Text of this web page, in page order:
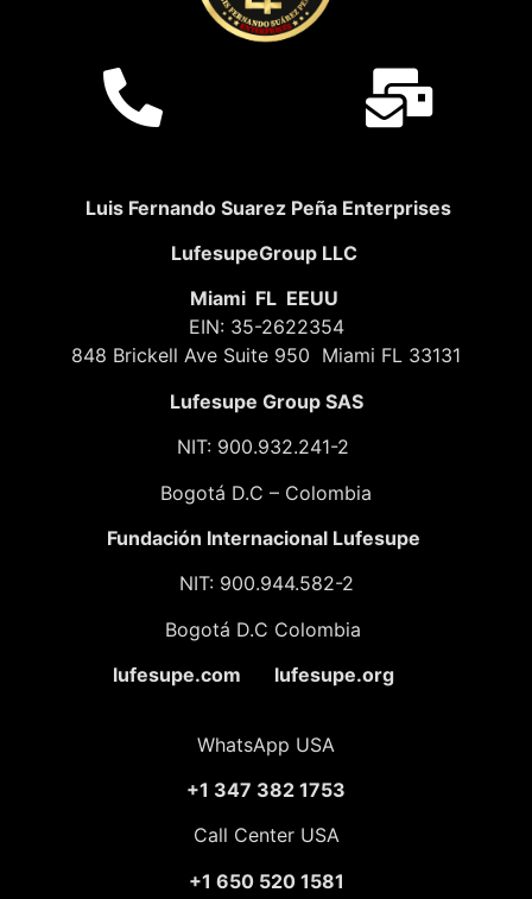
Luis Fernando Suarez Peña Enterprises
LufesupeGroup LLC
Miami FL EEUU
EIN: 35-2622354
848 Brickell Ave Suite 950 Miami FL 33131
Lufesupe Group SAS
NIT: 900.932.241-2
Bogotá D.C – Colombia
Fundación Internacional Lufesupe
NIT: 900.944.582-2
Bogotá D.C Colombia
lufesupe.com lufesupe.org
WhatsApp USA
+1 347 382 1753
Call Center USA
+1 650 520 1581